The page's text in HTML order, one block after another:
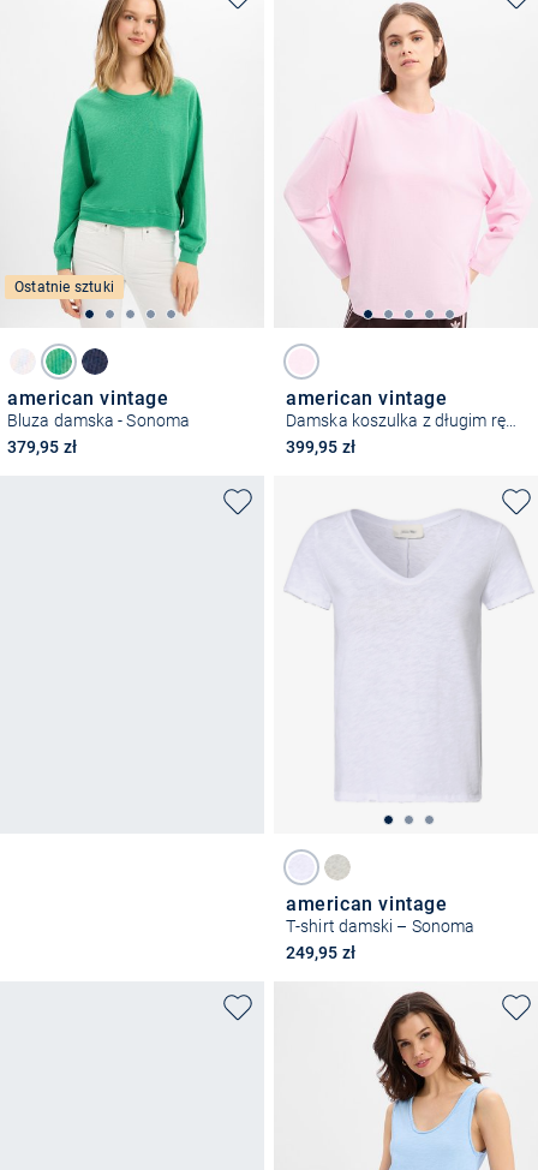
Ostatnie sztuki
american vintage
Bluza damska - Sonoma
379,95 zł
american vintage
Damska koszulka z długim rękawem - Barbe A Papa
399,95 zł
american vintage
T-shirt damski – Sonoma
249,95 zł